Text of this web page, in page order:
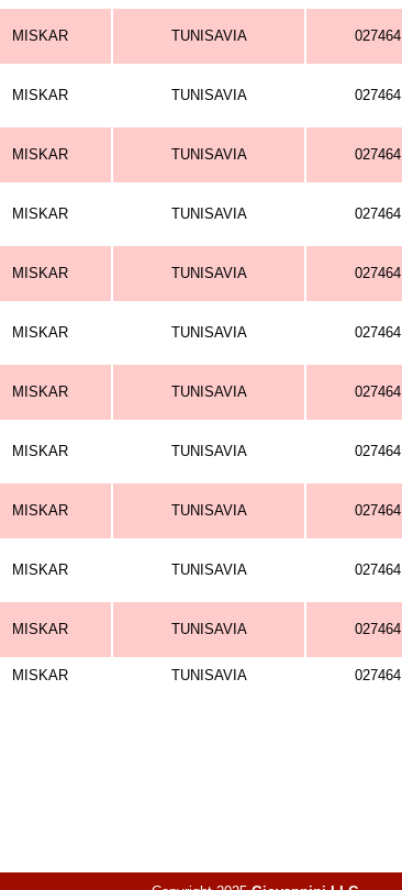
MISKAR TUNISAVIA 027464
MISKAR TUNISAVIA 027464
MISKAR TUNISAVIA 027464
MISKAR TUNISAVIA 027464
MISKAR TUNISAVIA 027464
MISKAR TUNISAVIA 027464
MISKAR TUNISAVIA 027464
MISKAR TUNISAVIA 027464
MISKAR TUNISAVIA 027464
MISKAR TUNISAVIA 027464
MISKAR TUNISAVIA 027464
MISKAR TUNISAVIA 027464